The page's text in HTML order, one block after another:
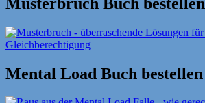
Mental Load Buch bestellen